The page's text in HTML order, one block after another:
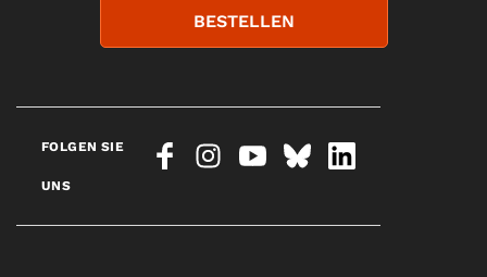
BESTELLEN
FOLGEN SIE
UNS